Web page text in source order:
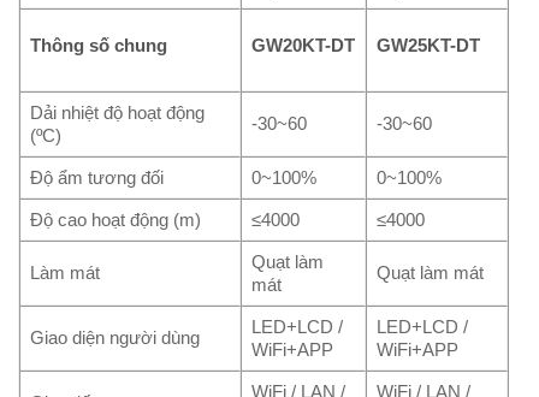
Thông số chung GW20KT-DT GW25KT-DT
Dải nhiệt độ hoạt động
(ºC)
-30~60 -30~60
Độ ẩm tương đối 0~100% 0~100%
Độ cao hoạt động (m) ≤4000 ≤4000
Làm mát
Quạt làm
mát
Quạt làm mát
Giao diện người dùng
LED+LCD /
WiFi+APP
LED+LCD /
WiFi+APP
WiFi / LAN /
WiFi / LAN /